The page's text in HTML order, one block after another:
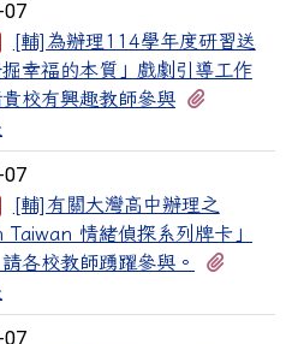
07
[輔]為辦理114學年度研習送
幸福的本質」戲劇引導工作
校有興趣教師參與
07
[輔]有關大灣高中辦理之
Taiwan 情緒偵探系列牌卡」
各校教師踴躍參與。
07